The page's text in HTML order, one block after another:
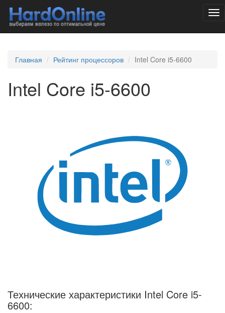
Главная Рейтинг процессоров Intel Core i5-6600
Intel Core i5-6600
Технические характеристики Intel Core i5-
6600: